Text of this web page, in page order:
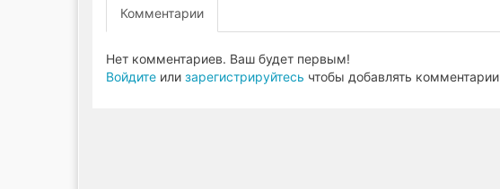
Комментарии
Нет комментариев. Ваш будет первым!
Войдите или зарегистрируйтесь чтобы добавлять комментарии